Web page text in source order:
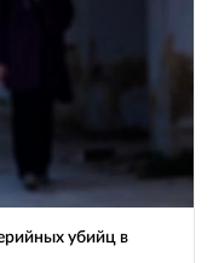
убийц в